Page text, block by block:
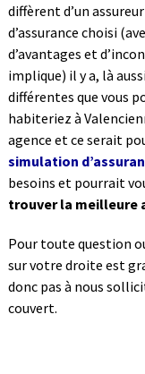
diffèrent d’un
d’assurance choisi
d’avantages et
implique) il y a, là
différentes que vous
habiteriez à
agence et ce serait
simulation
besoins et pourrait
trouver la meilleure
Pour toute question
sur votre droite est
donc pas à nous
couvert.